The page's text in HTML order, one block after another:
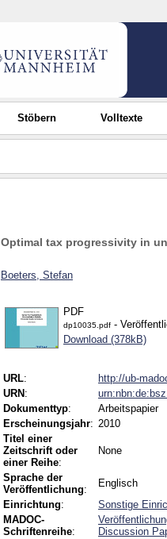
Stöbern Volltexte
Optimal tax progressivity in
Boeters, Stefan
PDF
dp10035.pdf -
Download (378kB)
URL:
http://ub-
URN :
Dokumenttyp:
Arbeitspapier
Erscheinungsjahr: 2010
Titel einer
Zeitschrift oder
einer Reihe:
None
Sprache der
Veröffentlichung:
Englisch
Einrichtung:
Sonstige
MADOC-
Schriftenreihe:
Discussion